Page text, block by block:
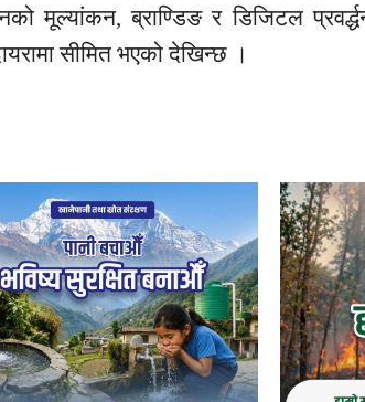
मूल्यांकन, ब्राण्डिङ र डिजिटल
सीमित भएको देखिन्छ ।